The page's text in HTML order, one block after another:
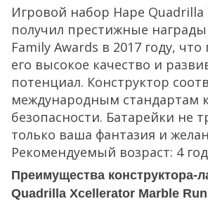
Игровой набор Hape Quadrilla
получил престижные
Family Awards в 2017 году,
его высокое качество и
потенциал. Конструктор
международным стандартам
безопасности. Батарейки не
только ваша фантазия и
Рекомендуемый возраст: 4
Преимущества конструктора-
Quadrilla Xcellerator Marble